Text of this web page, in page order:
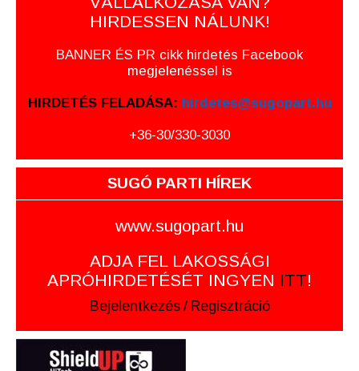
HIRDESSEN NÁLUNK!
BANNER ÉS PR cikk hirdetés Facebook
megjelenéssel is
HIRDETÉS FELADÁSA: hirdetes@sugopart.hu
+36-30/330-3030
SUGÓ PARTI HÍREK
www.sugopart.hu
ADJA FEL LAKOSSÁGI
APRÓHIRDETÉSÉT INGYEN ITT!
Bejelentkezés / Regisztráció